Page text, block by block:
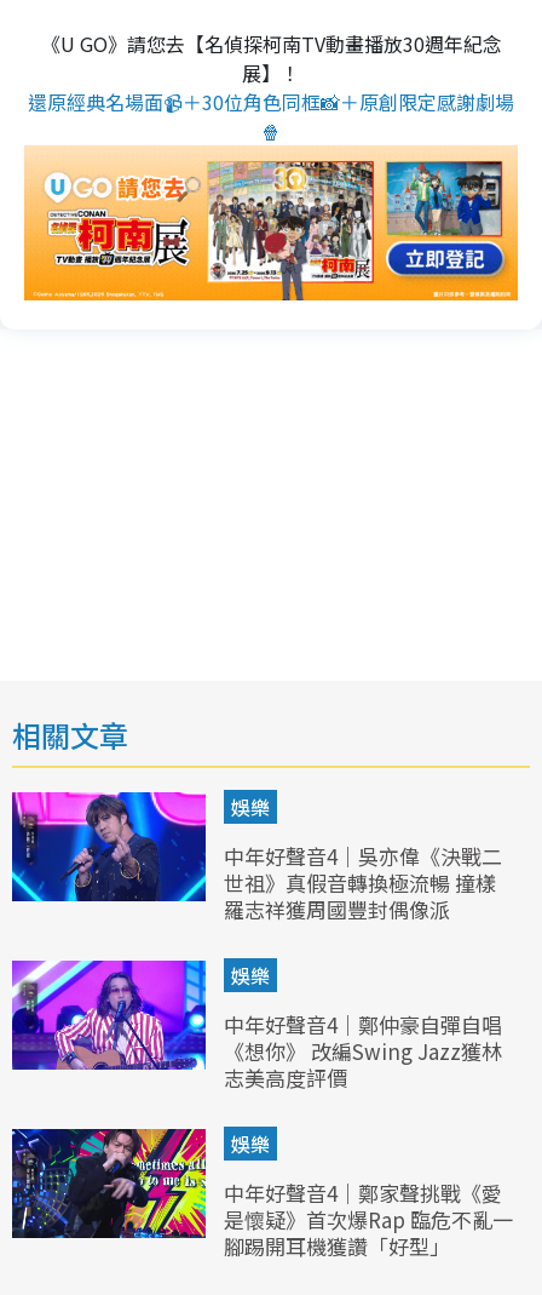
《U GO》請您去【名偵探柯南TV動畫播放30週年紀念
展】！
還原經典名場面📹＋30位角色同框📸＋原創限定感謝劇場
🍿
相關文章
娛樂
中年好聲音4｜吳亦偉《決戰二
世祖》真假音轉換極流暢 撞樣
羅志祥獲周國豐封偶像派
娛樂
中年好聲音4｜鄭仲豪自彈自唱
《想你》 改編Swing Jazz獲林
志美高度評價
娛樂
中年好聲音4｜鄭家聲挑戰《愛
是懷疑》首次爆Rap 臨危不亂一
腳踢開耳機獲讚「好型」